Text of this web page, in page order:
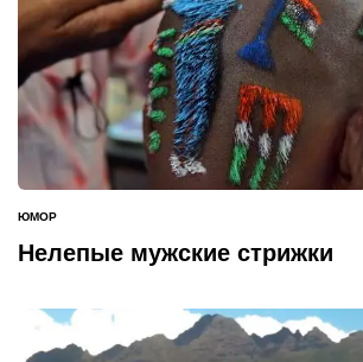
ОПУБЛИКОВАНО
В
ЮМОР
Нелепые мужские стрижки